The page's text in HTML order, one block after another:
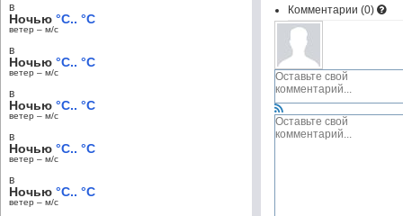
Комментарии (0)
в
Ночью °C.. °C
ветер – м/c
в
Ночью °C.. °C
ветер – м/c
в
Ночью °C.. °C
ветер – м/c
в
Ночью °C.. °C
ветер – м/c
в
Ночью °C.. °C
ветер – м/c